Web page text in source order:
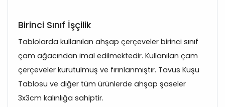
Birinci Sınıf İşçilik
Tablolarda kullanılan ahşap çerçeveler birinci sınıf
çam ağacından imal edilmektedir. Kullanılan çam
çerçeveler kurutulmuş ve fırınlanmıştır. Tavus Kuşu
Tablosu ve diğer tüm ürünlerde ahşap şaseler
3x3cm kalınlığa sahiptir.